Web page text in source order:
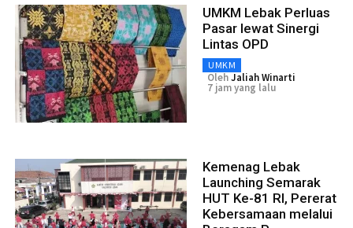
UMKM Lebak Perluas
Pasar lewat Sinergi
Lintas OPD
UMKM
OlehJaliah Winarti
7 jam yang lalu
Kemenag Lebak
Launching Semarak
HUT Ke-81 RI, Pererat
Kebersamaan melalui